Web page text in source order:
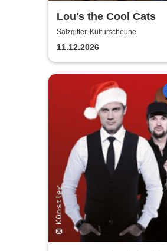
Lou's the Cool Cats
Salzgitter, Kulturscheune
11.12.2026